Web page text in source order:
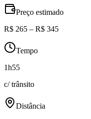
Preço estimado
R$ 265 – R$ 345
Tempo
1h55
c/ trânsito
Distância